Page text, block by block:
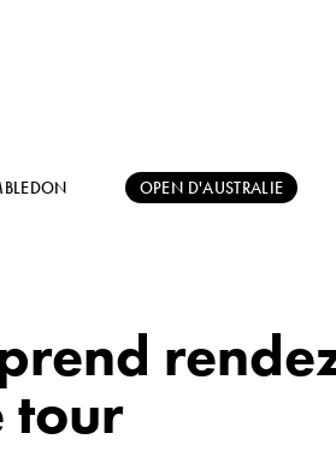
OPEN D'AUSTRALIE
tour